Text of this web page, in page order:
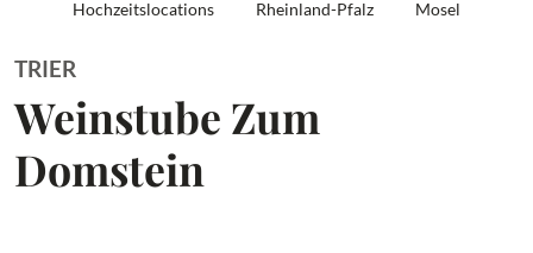
Hochzeitslocations Rheinland-Pfalz Mosel
TRIER
Weinstube Zum
Domstein